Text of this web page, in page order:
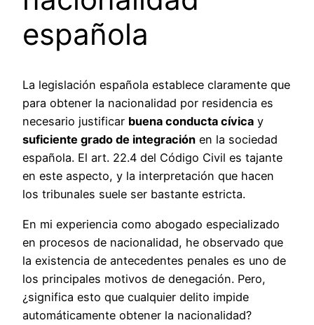
española
La legislación española establece claramente que
para obtener la nacionalidad por residencia es
necesario justificar buena conducta cívica y
suficiente grado de integración en la sociedad
española. El art. 22.4 del Código Civil es tajante
en este aspecto, y la interpretación que hacen
los tribunales suele ser bastante estricta.
En mi experiencia como abogado especializado
en procesos de nacionalidad, he observado que
la existencia de antecedentes penales es uno de
los principales motivos de denegación. Pero,
¿significa esto que cualquier delito impide
automáticamente obtener la nacionalidad?